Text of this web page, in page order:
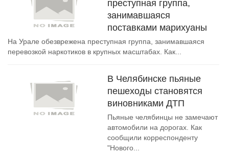
преступная группа,
занимавшаяся
поставками марихуаны
На Урале обезврежена преступная группа, занимавшаяся
перевозкой наркотиков в крупных масштабах. Как...
В Челябинске пьяные
пешеходы становятся
виновниками ДТП
Пьяные челябинцы не замечают
автомобили на дорогах. Как
сообщили корреспонденту
"Нового...